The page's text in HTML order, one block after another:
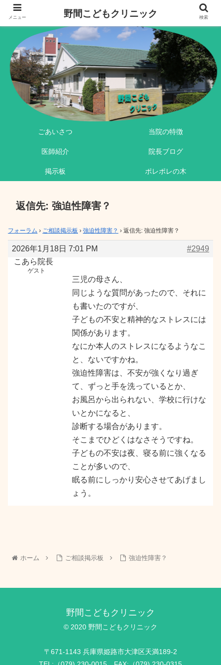
ごあいさつ 当院の特徴
医師紹介 院長ブログ
掲示板 ポレポレの木
返信先: 強迫性障害？
フォーラム › ご相談掲示板 › 強迫性障害？ › 返信先: 強迫性障害？
2026年1月18日 7:01 PM
#2949
こあら院長
ゲスト
三児の母さん、
同じような質問があったので、それに
も書いたのですが、
子どもの不安と精神的なストレスには
関係があります。
なにか本人のストレスになるようなこ
と、ないですかね。
強迫性障害は、不安が強くなり過ぎ
て、ずっと手を洗っているとか、
お風呂から出られない、学校に行けな
いとかになると、
診断する場合があります。
そこまでひどくはなさそうですね。
子どもの不安は夜、寝る前に強くなる
ことが多いので、
眠る前にしっかり安心させてあげまし
ょう。
ホーム ご相談掲示板 強迫性障害？
野間こどもクリニック
© 2020 野間こどもクリニック
〒671-1143 兵庫県姫路市大津区天満189-2
メニュー 野間こどもクリニック 検索